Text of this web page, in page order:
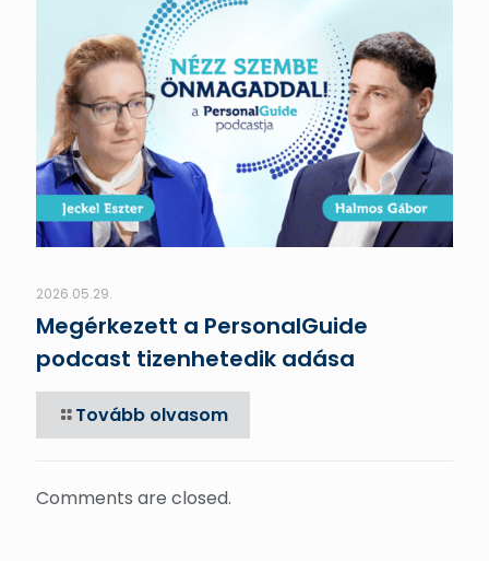
2026.05.29.
Megérkezett a PersonalGuide
podcast tizenhetedik adása
Tovább olvasom
Comments are closed.